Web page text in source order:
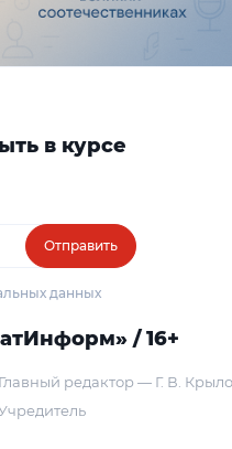
в курсе
Отправить
данных
/ 16+
Главный редактор — Г. В.